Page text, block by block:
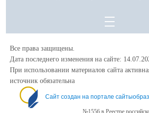
Все права защищены.
Дата последнего изменения на сайте:
При использовании материалов сайта
источник обязательна
Сайт создан на портале
№1556 в Реестре